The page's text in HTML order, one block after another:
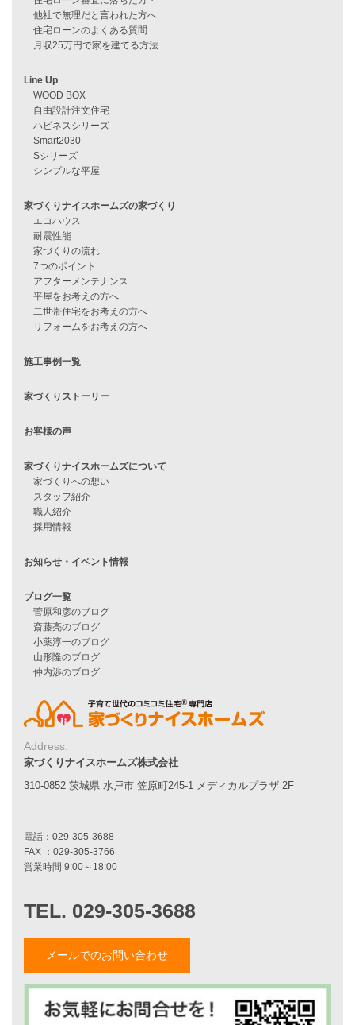
資料請求
住宅ローンに不安がある方へ
住宅ローン審査に落ちた方・
他社で無理だと言われた方へ
月収25万円で家を建てる方法
Line Up
WOOD BOX
自由設計注文住宅
ハピネスシリーズ
Smart2030
シンプルな平屋
家づくりナイスホームズの家づくり
エコハウス
耐震性能
アフターメンテナンス
平屋をお考えの方へ
二世帯住宅をお考えの方へ
施工事例一覧
家づくりストーリー
お客様の声
Address:
家づくりナイスホームズ株式会社
310-0852 茨城県 水戸市 笠原町245-1 メディカルプラザ 2F
メールでのお問い合わせ